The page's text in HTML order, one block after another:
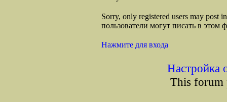
Sorry, only registered users may post
пользователи могут писать в этом
Нажмите для входа
Настройка
This